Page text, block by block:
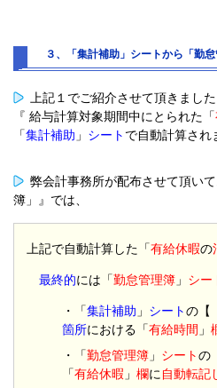
３、「集計補助」シートから「勤
上記１でご紹介させて頂きました
『 給与計算対象期間中にとられた「
「集計補助 」 シート で自動計算され
弊会計事務所が配布させて頂い
簿」』では、
上記で自動計算した「有給休暇の
最終的には「勤怠管理簿 」 シー
・「集計補助 」 シートの【
箇所における「有給時間 」
・「勤怠管理簿 」 シートの
「有給休暇 」欄に 自動転記